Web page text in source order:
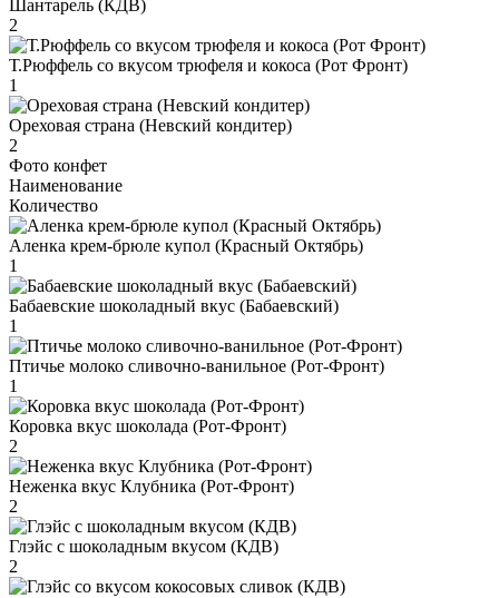
Шантарель (КДВ)
2
Т.Рюффель со вкусом трюфеля и кокоса (Рот Фронт)
1
Ореховая страна (Невский кондитер)
2
Фото конфет
Наименование
Количество
Аленка крем-брюле купол (Красный Октябрь)
1
Бабаевские шоколадный вкус (Бабаевский)
1
Птичье молоко сливочно-ванильное (Рот-Фронт)
1
Коровка вкус шоколада (Рот-Фронт)
2
Неженка вкус Клубника (Рот-Фронт)
2
Глэйс с шоколадным вкусом (КДВ)
2